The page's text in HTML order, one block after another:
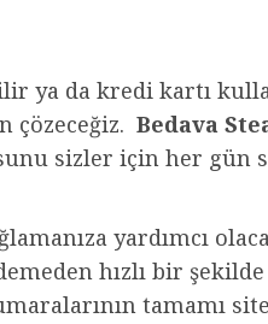
ya da kredi kartı
çözeceğiz. Bedava
sizler için her gün
yardımcı
hızlı bir
tamamı